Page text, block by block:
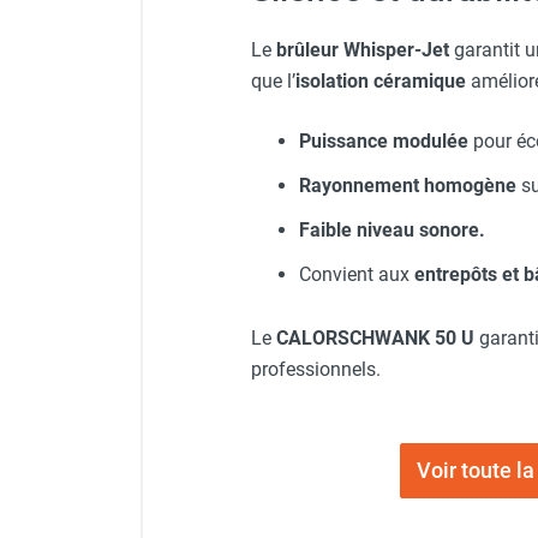
Chauffage FARM au fioul
Chauffage d'atelier granulés / bois /
Chaudière fixe à eau
Aérotherme fixe mural
Aérotherme électrique
Aérotherme au gaz
Aérotherme au fioul
(détente directe)
Chauffage mobile électrique, fioul et
Le brûleur Whisper-Jet garantit
que l’isolation céramique
Puissance modulée pour
Rayonnement homogène
Faible niveau sonore.
Convient aux entrepôts et
Le CALORSCHWANK 50 U
professionnels.
Voir toute la